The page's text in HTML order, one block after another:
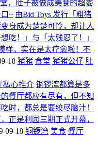
，肚子被做成美食的超委
~ 由Bid Toys 发行「粗猪
身成为楚楚可怜，却让人
吃！」与「太残忍了！」
样，实在是太疗愈啦！不
18 猪猪 食堂 猪猪公仔 肚
私心推介 铜锣湾都算是多
餐厅都应有尽有，但不知
时，都总是要绞尽脑汁！
正是利园三期正式开幕，
09-18 铜锣湾 美食 餐厅